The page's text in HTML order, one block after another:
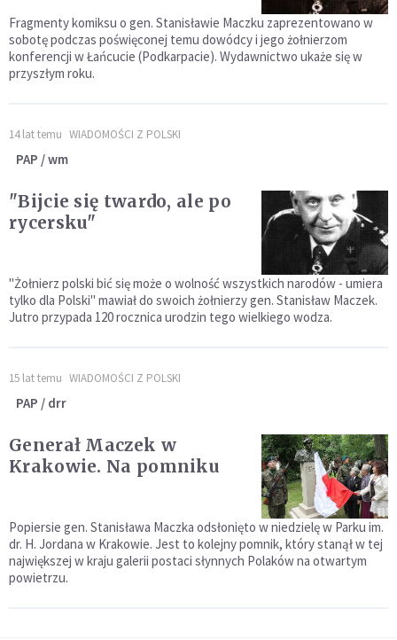
Fragmenty komiksu o gen. Stanisławie Maczku zaprezentowano w
sobotę podczas poświęconej temu dowódcy i jego żołnierzom
konferencji w Łańcucie (Podkarpacie). Wydawnictwo ukaże się w
przyszłym roku.
14 lat temu WIADOMOŚCI Z POLSKI
PAP / wm
"Bijcie się twardo, ale po
rycersku"
"Żołnierz polski bić się może o wolność wszystkich narodów - umiera
tylko dla Polski" mawiał do swoich żołnierzy gen. Stanisław Maczek.
Jutro przypada 120 rocznica urodzin tego wielkiego wodza.
15 lat temu WIADOMOŚCI Z POLSKI
PAP / drr
Generał Maczek w
Krakowie. Na pomniku
Popiersie gen. Stanisława Maczka odsłonięto w niedzielę w Parku im.
dr. H. Jordana w Krakowie. Jest to kolejny pomnik, który stanął w tej
największej w kraju galerii postaci słynnych Polaków na otwartym
powietrzu.